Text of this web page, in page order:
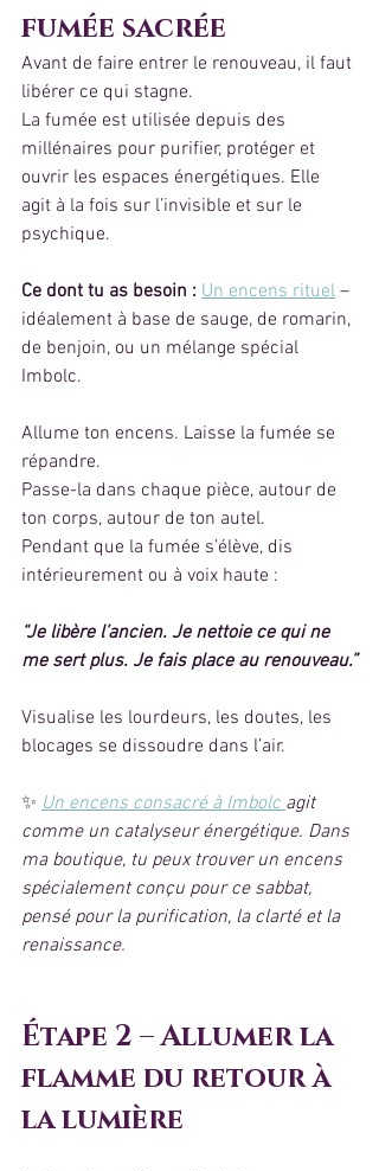
fumée sacrée
Avant de faire entrer le renouveau, il faut
libérer ce qui stagne.
La fumée est utilisée depuis des
millénaires pour purifier, protéger et
ouvrir les espaces énergétiques. Elle
agit à la fois sur l’invisible et sur le
psychique.
Ce dont tu as besoin : Un encens rituel –
idéalement à base de sauge, de romarin,
de benjoin, ou un mélange spécial
Imbolc.
Allume ton encens. Laisse la fumée se
répandre.
Passe-la dans chaque pièce, autour de
ton corps, autour de ton autel.
Pendant que la fumée s’élève, dis
intérieurement ou à voix haute :
“Je libère l’ancien. Je nettoie ce qui ne
me sert plus. Je fais place au renouveau.”
Visualise les lourdeurs, les doutes, les
blocages se dissoudre dans l’air.
✨ Un encens consacré à Imbolc agit
comme un catalyseur énergétique. Dans
ma boutique, tu peux trouver un encens
spécialement conçu pour ce sabbat,
pensé pour la purification, la clarté et la
renaissance.
Étape 2 – Allumer la
flamme du retour à
la lumière